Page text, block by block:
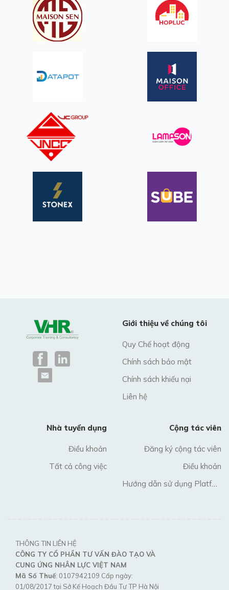
Giới thiệu về chúng tôi
Quy Chế hoạt động
Chính sách bảo mật
Chính sách khiếu nại
Liên hệ
Nhà tuyển dụng
Điều khoản
Tất cả công việc
Cộng tác viên
Đăng ký cộng tác viên
Điều khoản
Hướng dẫn sử dụng Platform
THÔNG TIN LIÊN HỆ
CÔNG TY CỔ PHẦN TƯ VẤN ĐÀO TẠO VÀ
CUNG ỨNG NHÂN LỰC VIỆT NAM
Mã Số Thuế: 0107942109 Cấp ngày:
01/08/2017 tại Sở Kế Hoạch Đầu Tư TP Hà Nội